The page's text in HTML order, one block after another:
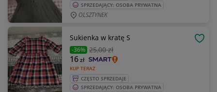
SPRZEDAJĄCY: OSOBA PRYWATNA
OLSZTYNEK
Sukienka w kratę S
-36% 25,00 zł
KUP TERAZ
16zł
CZĘSTO SPRZEDAJE
SPRZEDAJĄCY: OSOBA PRYWATNA